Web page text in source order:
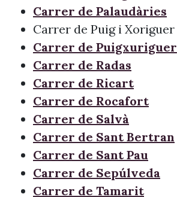
Carrer de Palaudàries
Carrer de Puig i Xoriguer
Carrer de Puigxuriguer
Carrer de Radas
Carrer de Ricart
Carrer de Rocafort
Carrer de Salvà
Carrer de Sant Bertran
Carrer de Sant Pau
Carrer de Sepúlveda
Carrer de Tamarit